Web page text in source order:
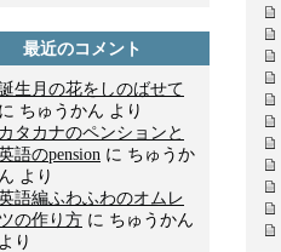
最近のコメント
生月の花をしのばせて
に ちゅうかん より
カタカナのペンションと
語のpension に ちゅうか
ん より
語編ふわふわのオムレ
ツの作り方 に ちゅうかん
より